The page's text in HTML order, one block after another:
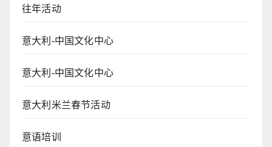
往年活动
意大利-中国文化中心
意大利-中国文化中心
意大利米兰春节活动
意语培训